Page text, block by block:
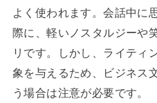
よく使われます。会話中に
際に、軽いノスタルジーや
リです。しかし、ライティ
象を与えるため、ビジネス
う場合は注意が必要です。